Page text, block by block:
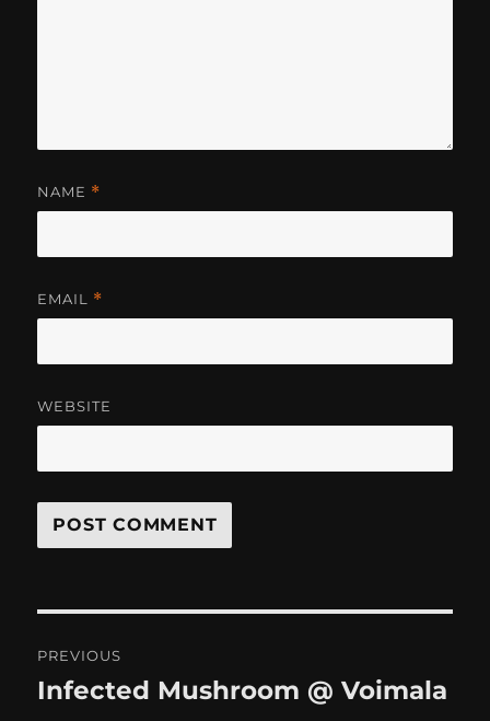
NAME *
EMAIL *
WEBSITE
navigation
PREVIOUS
Previous
Infected Mushroom @ Voimala